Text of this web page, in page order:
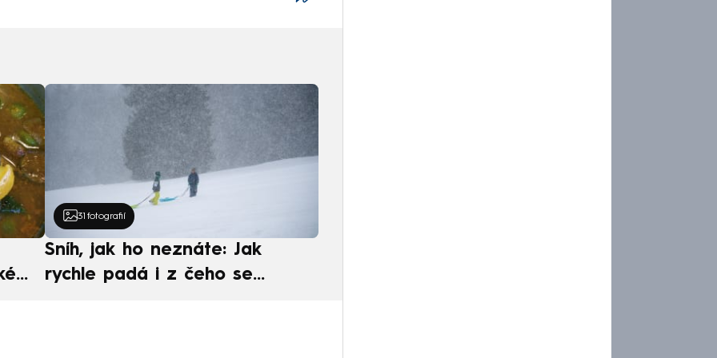
31 fotografií
Sníh, jak ho neznáte: Jak
rychle padá i z čeho se